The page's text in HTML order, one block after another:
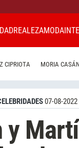
REALEZAMODA
CIPRIOTA MORIA CASÁN
07-08-
y